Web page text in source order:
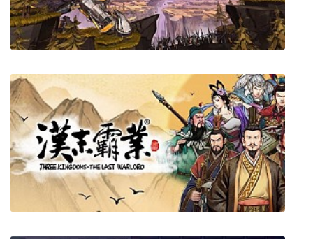
Bronze Age
Vandozer